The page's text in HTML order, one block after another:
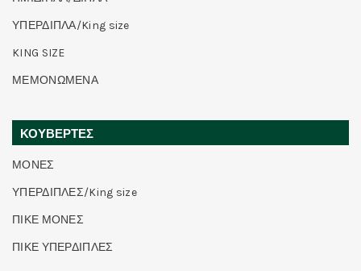
ΥΠΕΡΔΙΠΛΑ/King size
KING SIZE
ΜΕΜΟΝΩΜΕΝΑ
ΚΟΥΒΕΡΤΕΣ
ΜΟΝΕΣ
ΥΠΕΡΔΙΠΛΕΣ/King size
ΠΙΚΕ ΜΟΝΕΣ
ΠΙΚΕ ΥΠΕΡΔΙΠΛΕΣ